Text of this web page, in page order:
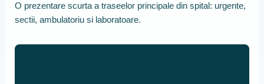
O prezentare scurta a traseelor principale din spital: urgente,
sectii, ambulatoriu si laboratoare.